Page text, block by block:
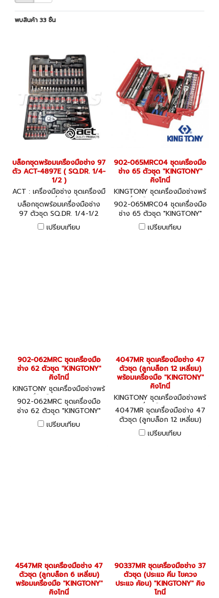
พบสินค้า 33 ชิ้น
บล็อกชุดพร้อมเครื่องมือช่าง 97
ตัว ACT-4897E ( SQ.DR. 1/4-
1/2 )
ACT : เครื่องมือช่าง ชุดเครื่องมื
อช่างพร้อมเครื่องมือ ACT-48
97E
บล็อกชุดพร้อมเครื่องมือช่าง
97 ตัวชุด SQ.DR. 1/4-1/2
เปรียบเทียบ
902-065MRC04 ชุดเครื่องมือ
ช่าง 65 ตัวชุด "KINGTONY"
คิงโทนี่
KINGTONY ชุดเครื่องมือช่างพร้
อมเครื่องมือ 902-065MRC04
902-065MRC04 ชุดเครื่องมือ
ช่าง 65 ตัวชุด "KINGTONY"
คิงโทนี่
เปรียบเทียบ
902-062MRC ชุดเครื่องมือ
ช่าง 62 ตัวชุด "KINGTONY"
คิงโทนี่
KINGTONY ชุดเครื่องมือช่างพร้
อมเครื่องมือ 902-062MRC
902-062MRC ชุดเครื่องมือ
ช่าง 62 ตัวชุด "KINGTONY"
คิงโทนี่
เปรียบเทียบ
4047MR ชุดเครื่องมือช่าง 47
ตัวชุด (ลูกบล็อก 12 เหลี่ยม)
พร้อมเครื่องมือ "KINGTONY"
คิงโทนี่
KINGTONY ชุดเครื่องมือช่างพร้
อมเครื่องมือ 4047MR
4047MR ชุดเครื่องมือช่าง 47
ตัวชุด (ลูกบล็อก 12 เหลี่ยม)
พร้อมเครื่องมือ "KINGTONY"
คิงโทนี่
เปรียบเทียบ
4547MR ชุดเครื่องมือช่าง 47
ตัวชุด (ลูกบล็อก 6 เหลี่ยม)
พร้อมเครื่องมือ "KINGTONY"
คิงโทนี่
90337MR ชุดเครื่องมือช่าง 37
ตัวชุด (ประแจ คีม ไขควง
ประแจ ค้อน) "KINGTONY" คิง
โทนี่